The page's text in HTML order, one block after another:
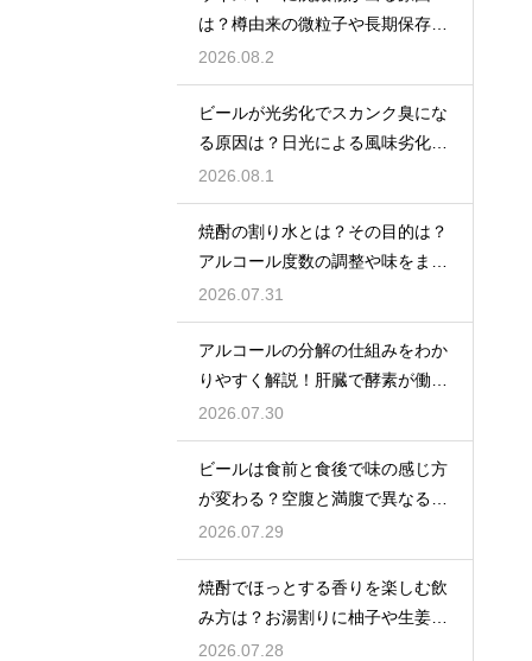
は？樽由来の微粒子や長期保存で
成分が析出するため
2026.08.2
ビールが光劣化でスカンク臭にな
る原因は？日光による風味劣化を
解説
2026.08.1
焼酎の割り水とは？その目的は？
アルコール度数の調整や味をまろ
やかにする効果を解説
2026.07.31
アルコールの分解の仕組みをわか
りやすく解説！肝臓で酵素が働き
アセトアルデヒドに変化して無害
化
2026.07.30
ビールは食前と食後で味の感じ方
が変わる？空腹と満腹で異なる味
覚の感じ方を解説
2026.07.29
焼酎でほっとする香りを楽しむ飲
み方は？お湯割りに柚子や生姜を
加えてリラックス効果を実感
2026.07.28